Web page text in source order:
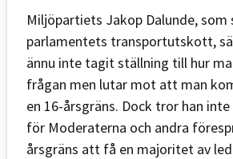
Miljöpartiets Jakop Dalunde, som
parlamentets transportutskott,
ännu inte tagit ställning till hur
frågan men lutar mot att man
en 16-årsgräns. Dock tror han
för Moderaterna och andra
årsgräns att få en majoritet av